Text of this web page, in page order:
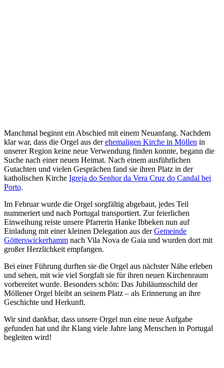
Manchmal beginnt ein Abschied mit einem Neuanfang. Nachdem
klar war, dass die Orgel aus derehemaligen Kirche in Möllen in
unserer Region keine neue Verwendung finden konnte, begann die
Suche nach einer neuen Heimat. Nach einem ausführlichen
Gutachten und vielen Gesprächen fand sie ihren Platz in der
katholischen Kirche Igreja do Senhor da Vera Cruz do Candal bei
Porto.
Im Februar wurde die Orgel sorgfältig abgebaut, jedes Teil
nummeriert und nach Portugal transportiert. Zur feierlichen
Einweihung reiste unsere Pfarrerin Hanke Ibbeken nun auf
Einladung mit einer kleinen Delegation aus derGemeinde
Götterswickerhamm nach Vila Nova de Gaia und wurden dort mit
großer Herzlichkeit empfangen.
Bei einer Führung durften sie die Orgel aus nächster Nähe erleben
und sehen, mit wie viel Sorgfalt sie für ihren neuen Kirchenraum
vorbereitet wurde. Besonders schön: Das Jubiläumsschild der
Möllener Orgel bleibt an seinem Platz – als Erinnerung an ihre
Geschichte und Herkunft.
Wir sind dankbar, dass unsere Orgel nun eine neue Aufgabe
gefunden hat und ihr Klang viele Jahre lang Menschen in Portugal
begleiten wird!